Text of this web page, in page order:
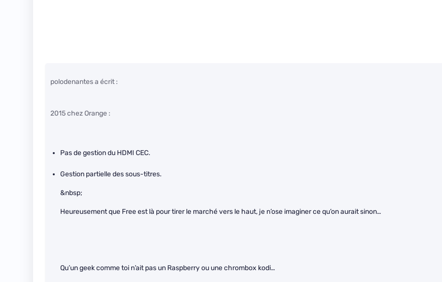
polodenantes a écrit :
2015 chez Orange :
Pas de gestion du HDMI CEC.
Gestion partielle des sous-titres.
&nbsp;
Heureusement que Free est là pour tirer le marché vers le haut, je n’ose imaginer ce qu’on aurait sinon…
Qu’un geek comme toi n’ait pas un Raspberry ou une chrombox kodi…